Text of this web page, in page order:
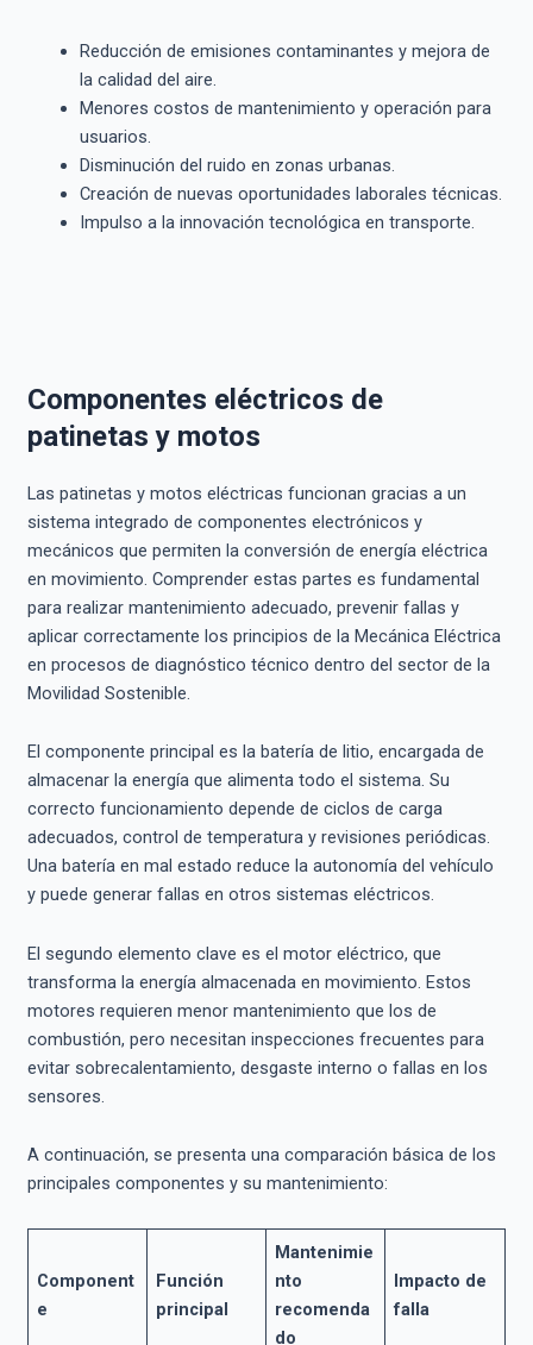
Reducción de emisiones contaminantes y mejora de
la calidad del aire.
Menores costos de mantenimiento y operación para
usuarios.
Disminución del ruido en zonas urbanas.
Creación de nuevas oportunidades laborales técnicas.
Impulso a la innovación tecnológica en transporte.
Componentes eléctricos de
patinetas y motos
Las patinetas y motos eléctricas funcionan gracias a un
sistema integrado de componentes electrónicos y
mecánicos que permiten la conversión de energía eléctrica
en movimiento. Comprender estas partes es fundamental
para realizar mantenimiento adecuado, prevenir fallas y
aplicar correctamente los principios de la Mecánica Eléctrica
en procesos de diagnóstico técnico dentro del sector de la
Movilidad Sostenible.
El componente principal es la batería de litio, encargada de
almacenar la energía que alimenta todo el sistema. Su
correcto funcionamiento depende de ciclos de carga
adecuados, control de temperatura y revisiones periódicas.
Una batería en mal estado reduce la autonomía del vehículo
y puede generar fallas en otros sistemas eléctricos.
El segundo elemento clave es el motor eléctrico, que
transforma la energía almacenada en movimiento. Estos
motores requieren menor mantenimiento que los de
combustión, pero necesitan inspecciones frecuentes para
evitar sobrecalentamiento, desgaste interno o fallas en los
sensores.
A continuación, se presenta una comparación básica de los
principales componentes y su mantenimiento:
Component
e
Función
principal
Mantenimie
nto
recomenda
do
Impacto de
falla